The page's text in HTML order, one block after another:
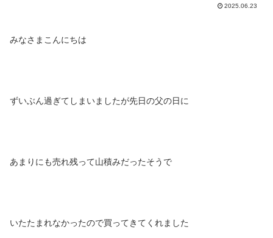
2025.06.23
みなさまこんにちは
ずいぶん過ぎてしまいましたが先日の父の日に
あまりにも売れ残って山積みだったそうで
いたたまれなかったので買ってきてくれました